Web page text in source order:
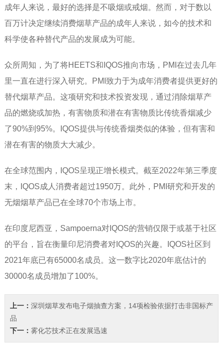
成年人来说，最好的选择是不吸烟或戒烟。然而，对于数以
百万计决定继续消费烟草产品的成年人来说，如今的技术和
科学使各种替代产品的发展成为可能。
众所周知，为了将HEETS和IQOS推向市场，PMI在过去几年
里一直在进行深入研究。PMI致力于为成年消费者提供更好的
替代烟草产品。这项研究和技术投资发现，通过消除烟草产
品的燃烧或加热，有害物质和潜在有害物质比传统香烟减少
了90%到95%。IQOS提供与传统香烟类似的体验，但有害和
潜在有害的物质大大减少。
在全球范围内，IQOS呈现正增长模式。截至2022年第三季度
末，IQOS成人消费者超过1950万。此外，PMI研究和开发的
无烟烟草产品已在全球70个市场上市。
在印度尼西亚，Sampoerna对IQOS的营销仅限于或基于社区
的平台，旨在衡量印尼消费者对IQOS的兴趣。IQOS社区到
2021年底已有65000名成员。这一数字比2020年底估计的
30000名成员增加了100%。
上一： 深圳烟草发布电子烟抽查方案，14项检验依据打击非国标产
品
下一： 雾化芯技术正在发展迅速